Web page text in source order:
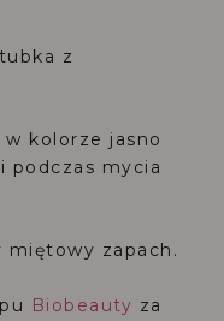
z
kolorze jasno
podczas mycia
miętowy zapach.
Biobeauty za